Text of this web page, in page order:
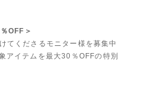
OFF＞
てくださるモニター様を募集中
アイテムを最大30％OFFの特別